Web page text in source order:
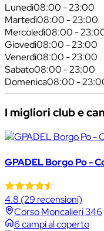
Lunedì08:00 - 23:00
Martedì08:00 - 23:00
Mercoledì08:00 -
Giovedì08:00 - 23:00
Venerdì08:00 - 23:00
Sabato08:00 - 23:00
Domenica08:00 -
I migliori club e
GPADEL Borgo Po -
4.8 (29 recensioni)
Corso Moncalieri 346
6 campi al coperto